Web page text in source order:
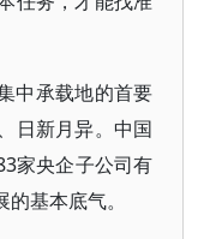
中承载地的首要
日新月异。中国
家央企子公司有
基本底气。